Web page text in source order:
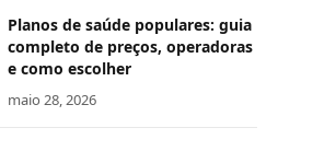
Planos de saúde populares: guia
completo de preços, operadoras
e como escolher
maio 28, 2026